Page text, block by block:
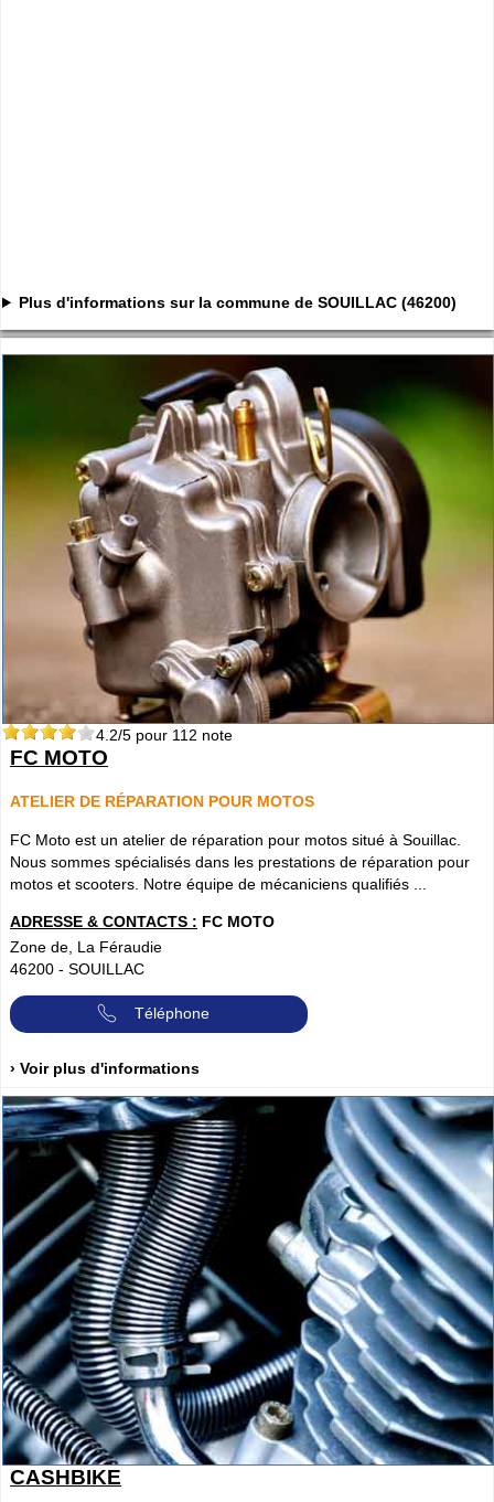
Plus d'informations sur la commune de SOUILLAC (46200)
4.2/5 pour 112 note
FC MOTO
ATELIER DE RÉPARATION POUR MOTOS
FC Moto est un atelier de réparation pour motos situé à Souillac.
Nous sommes spécialisés dans les prestations de réparation pour
motos et scooters. Notre équipe de mécaniciens qualifiés ...
ADRESSE & CONTACTS : FC MOTO
Zone de, La Féraudie
46200 - SOUILLAC
Téléphone
› Voir plus d'informations
CASHBIKE